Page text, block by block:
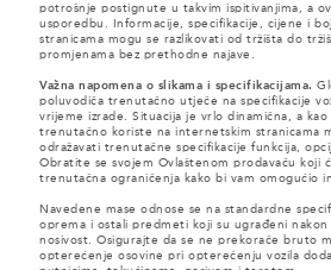
potrošnje postignute u takvim ispitivanjima, a
usporedbu. Informacije, specifikacije, cijene i
stranicama mogu se razlikovati od tržišta do
promjenama bez prethodne najave.
Važna napomena o slikama i specifikacijama.
poluvodiča trenutačno utječe na specifikacije
vrijeme izrade. Situacija je vrlo dinamična, a
trenutačno koriste na internetskim stranicama
odražavati trenutačne specifikacije funkcija,
Obratite se svojem Ovlaštenom prodavaču koji
trenutačna ograničenja kako bi vam omogućio
Navedene mase odnose se na standardne
oprema i ostali predmeti koji su ugrađeni
nosivost. Osigurajte da se ne prekorače bruto
opterećenje osovine pri opterećenju vozila